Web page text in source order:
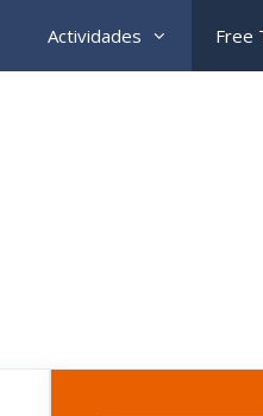
Actividades Free